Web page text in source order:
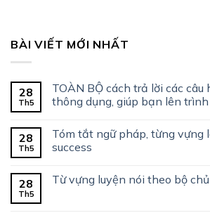
BÀI VIẾT MỚI NHẤT
28
Th5
TOÀN BỘ cách trả lời các
thông dụng, giúp bạn lên
28
Th5
Tóm tắt ngữ pháp, từng vựng
success
28
Th5
Từ vựng luyện nói theo bộ